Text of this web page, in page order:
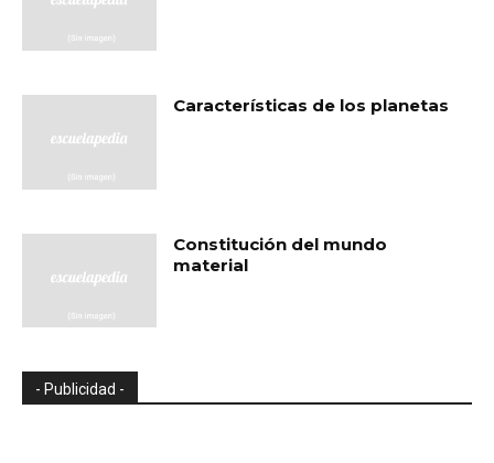
Características de los planetas
Constitución del mundo
material
- Publicidad -